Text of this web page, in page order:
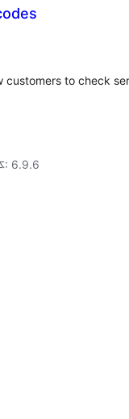
customers to check
: 6.9.6